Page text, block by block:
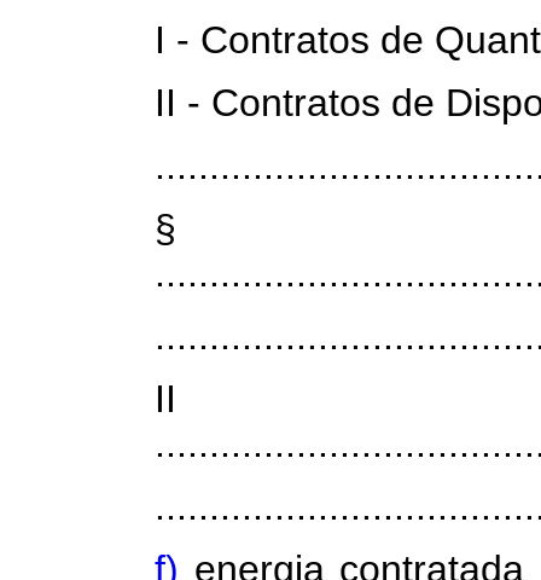
I - Contratos de
II - Contratos de
§
f) energia